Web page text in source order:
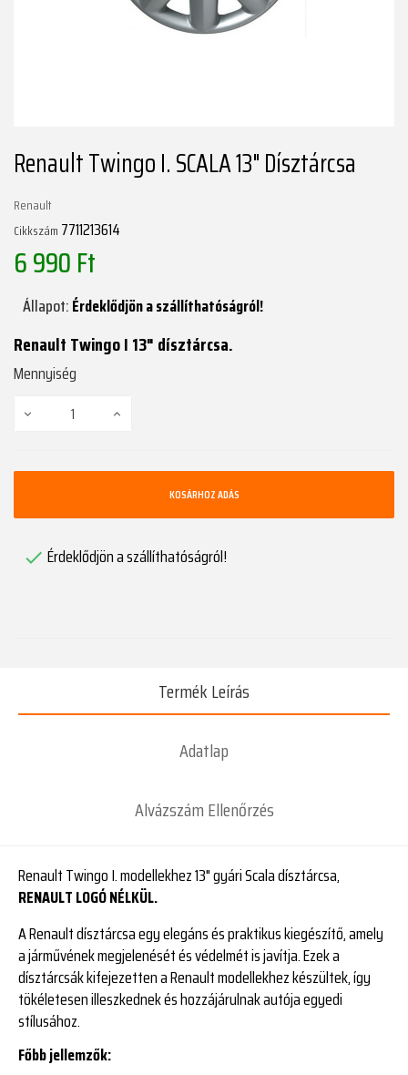
Renault Twingo I. SCALA 13" Dísztárcsa
Renault
Cikkszám 7711213614
6 990 Ft
Állapot:Érdeklődjön a szállíthatóságról!
Renault Twingo I 13" dísztárcsa.
Mennyiség
KOSÁRHOZ ADÁS
 Érdeklődjön a szállíthatóságról!
Termék Leírás
Adatlap
Alvázszám Ellenőrzés
Renault Twingo I. modellekhez 13" gyári Scala dísztárcsa,
RENAULT LOGÓ NÉLKÜL.
A Renault dísztárcsa egy elegáns és praktikus kiegészítő, amely
a járművének megjelenését és védelmét is javítja. Ezek a
dísztárcsák kifejezetten a Renault modellekhez készültek, így
tökéletesen illeszkednek és hozzájárulnak autója egyedi
stílusához.
Főbb jellemzők: